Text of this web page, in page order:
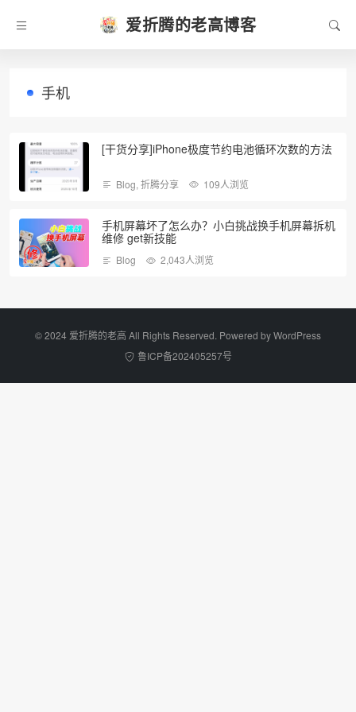
爱折腾的老高博客
手机
[干货分享]iPhone极度节约电池循环次数的方法
Blog, 折腾分享 109人浏览
手机屏幕坏了怎么办？小白挑战换手机屏幕拆机
维修 get新技能
Blog 2,043人浏览
©️ 2024 爱折腾的老高 All Rights Reserved. Powered byWordPress
鲁ICP备202405257号